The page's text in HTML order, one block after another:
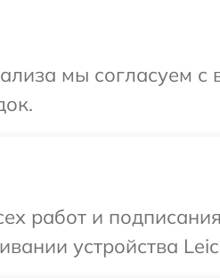
мы согласуем
работ и
устройства